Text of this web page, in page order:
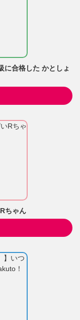
に合格した かとしょ
ちゃん